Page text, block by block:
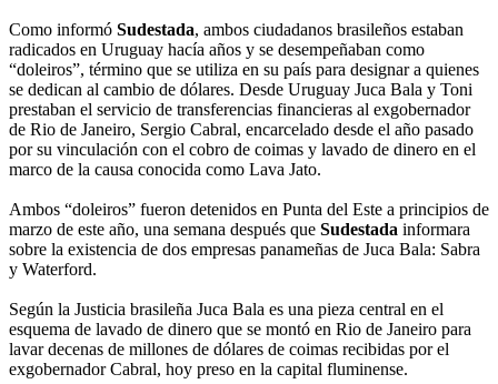
Como informó Sudestada, ambos ciudadanos brasileños estaban
radicados en Uruguay hacía años y se desempeñaban como
“doleiros”, término que se utiliza en su país para designar a quienes
se dedican al cambio de dólares. Desde Uruguay Juca Bala y Toni
prestaban el servicio de transferencias financieras al exgobernador
de Rio de Janeiro, Sergio Cabral, encarcelado desde el año pasado
por su vinculación con el cobro de coimas y lavado de dinero en el
marco de la causa conocida como Lava Jato.
Ambos “doleiros” fueron detenidos en Punta del Este a principios de
marzo de este año, una semana después que Sudestada informara
sobre la existencia de dos empresas panameñas de Juca Bala: Sabra
y Waterford.
Según la Justicia brasileña Juca Bala es una pieza central en el
esquema de lavado de dinero que se montó en Rio de Janeiro para
lavar decenas de millones de dólares de coimas recibidas por el
exgobernador Cabral, hoy preso en la capital fluminense.